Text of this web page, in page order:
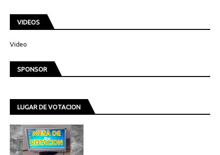
VIDEOS
Video
SPONSOR
LUGAR DE VOTACION